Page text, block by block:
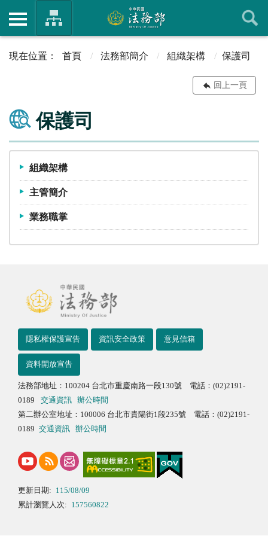
首頁 法務部簡介 組織架構 保護司
回上一頁
保護司
組織架構
主管簡介
業務職掌
隱私權保護宣告 資訊安全政策 意見信箱
資料開放宣告
法務部地址：100204 台北市重慶南路一段130號 電話：(02)2191-
0189
交通資訊
辦公時間
第二辦公室地址：100006 台北市貴陽街1段235號 電話：(02)2191-
0189 交通資訊 辦公時間
更新日期: 115/08/09
累計瀏覽人次: 157560822